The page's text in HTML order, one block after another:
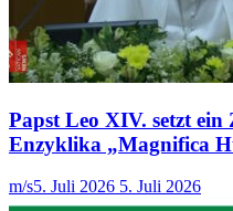
Papst Leo XIV. setzt ein
Enzyklika „Magnifica
m/s5. Juli 2026 5. Juli 2026